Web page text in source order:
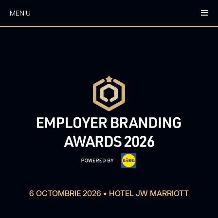
MENIU
6 OCTOMBRIE 2026 • HOTEL JW MARRIOTT